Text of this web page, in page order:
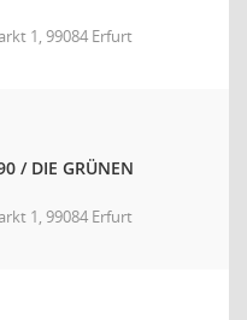
1, 99084 Erfurt
/ DIE GRÜNEN
1, 99084 Erfurt